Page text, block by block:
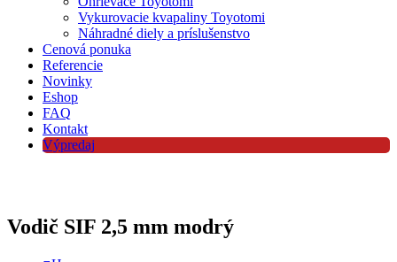
Vykurovacie kvapaliny Toyotomi
Náhradné diely a príslušenstvo
Cenová ponuka
Referencie
Novinky
Eshop
FAQ
Kontakt
Výpredaj
Vodič SIF 2,5 mm modrý